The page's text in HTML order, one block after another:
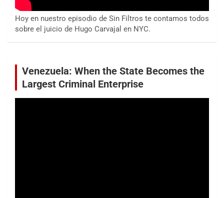
Hoy en nuestro episodio de Sin Filtros te contamos todos
sobre el juicio de Hugo Carvajal en NYC.
Venezuela: When the State Becomes the
Largest Criminal Enterprise